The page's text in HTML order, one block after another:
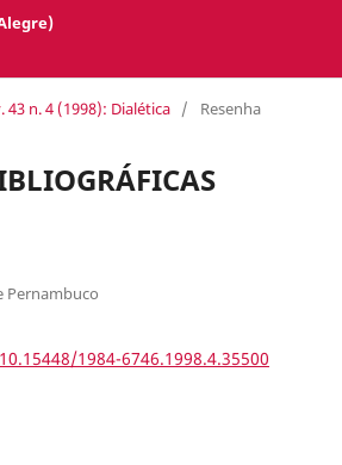
43 n. 4 (1998): Dialética / Resenha
Pernambuco
1984-6746.1998.4.35500